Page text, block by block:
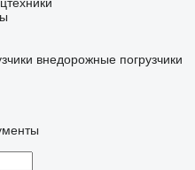
внедорожные погрузчики